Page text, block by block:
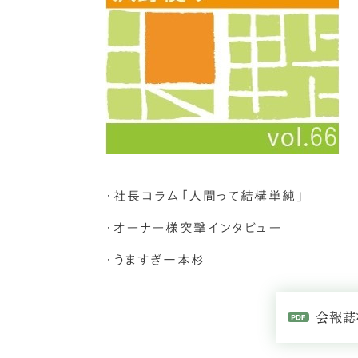
・社長コラム「人間って結構単純」
・オーナー様突撃インタビュー
・うますぎ一本杉
会報